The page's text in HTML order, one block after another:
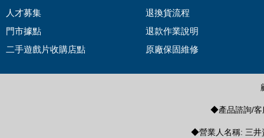
人才募集
門市據點
二手遊戲片收購店點
退換貨流程
退款作業說明
原廠保固維修
◆產品諮詢/客
◆營業人名稱: 三井